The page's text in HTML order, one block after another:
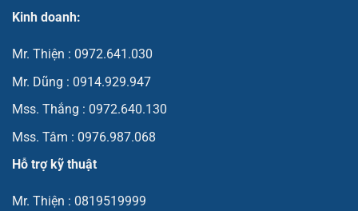
Kinh doanh:
Mr. Thiện : 0972.641.030
Mr. Dũng : 0914.929.947
Mss. Thắng : 0972.640.130
Mss. Tâm : 0976.987.068
Hỗ trợ kỹ thuật
Mr. Thiện : 0819519999